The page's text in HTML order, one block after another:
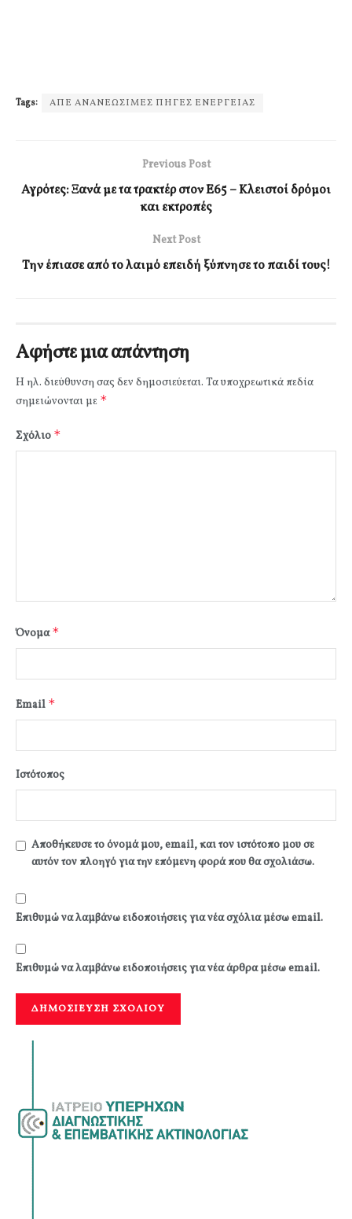
Tags: ΑΠΕ ΑΝΑΝΕΩΣΙΜΕΣ ΠΗΓΕΣ ΕΝΕΡΓΕΙΑΣ
Previous Post
Αγρότες: Ξανά με τα τρακτέρ στον Ε65 – Κλειστοί δρόμοι
και εκτροπές
Next Post
Την έπιασε από το λαιμό επειδή ξύπνησε το παιδί τους!
Αφήστε μια απάντηση
Η ηλ. διεύθυνση σας δεν δημοσιεύεται. Τα υποχρεωτικά πεδία
σημειώνονται με *
Σχόλιο *
Όνομα*
Email *
Ιστότοπος
Αποθήκευσε το όνομά μου, email, και τον ιστότοπο μου σε
αυτόν τον πλοηγό για την επόμενη φορά που θα σχολιάσω.
Επιθυμώ να λαμβάνω ειδοποιήσεις για νέα σχόλια μέσω email.
Επιθυμώ να λαμβάνω ειδοποιήσεις για νέα άρθρα μέσω email.